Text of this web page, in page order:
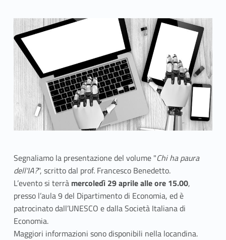
Link identifier archive #link-archive-thumb-soap-17125
Segnaliamo la presentazione del volume "Chi ha paura
dell'IA?", scritto dal prof. Francesco Benedetto.
L’evento si terrà mercoledì 29 aprile alle ore 15.00,
presso l’aula 9 del Dipartimento di Economia, ed è
patrocinato dall’UNESCO e dalla Società Italiana di
Economia.
Maggiori informazioni sono disponibili nella locandina.